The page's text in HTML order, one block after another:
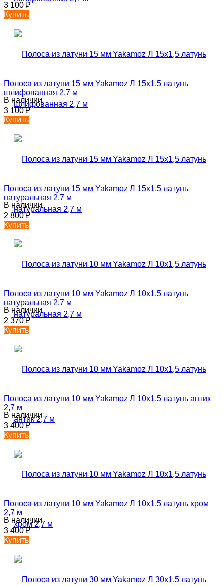
3 100₽
Купить
Полоса из латуни 15 мм Yakamoz Л 15х1,5 латунь
шлифованная 2,7 м
В наличии
3 100₽
Купить
Полоса из латуни 15 мм Yakamoz Л 15х1,5 латунь
натуральная 2,7 м
В наличии
2 800₽
Купить
Полоса из латуни 10 мм Yakamoz Л 10х1,5 латунь
натуральная 2,7 м
В наличии
2 370₽
Купить
Полоса из латуни 10 мм Yakamoz Л 10х1,5 латунь антик
2,7 м
В наличии
3 400₽
Купить
Полоса из латуни 10 мм Yakamoz Л 10х1,5 латунь хром
2,7 м
В наличии
3 400₽
Купить